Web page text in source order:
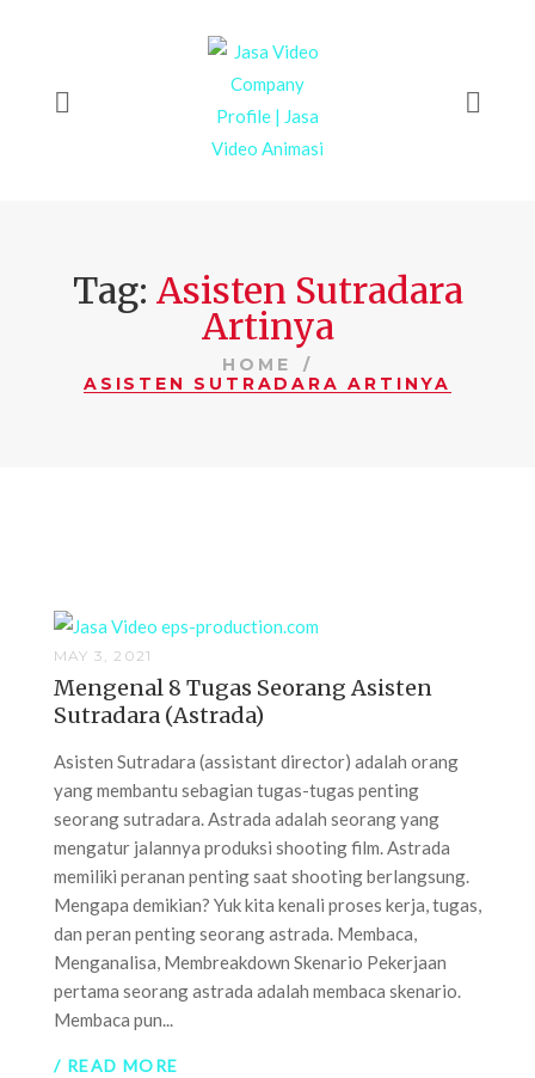
Tag: Asisten Sutradara
Artinya
HOME
ASISTEN SUTRADARA ARTINYA
MAY 3, 2021
Mengenal 8 Tugas Seorang Asisten
Sutradara (Astrada)
Asisten Sutradara (assistant director) adalah orang
yang membantu sebagian tugas-tugas penting
seorang sutradara. Astrada adalah seorang yang
mengatur jalannya produksi shooting film. Astrada
memiliki peranan penting saat shooting berlangsung.
Mengapa demikian? Yuk kita kenali proses kerja, tugas,
dan peran penting seorang astrada. Membaca,
Menganalisa, Membreakdown Skenario Pekerjaan
pertama seorang astrada adalah membaca skenario.
Membaca pun...
/ READ MORE